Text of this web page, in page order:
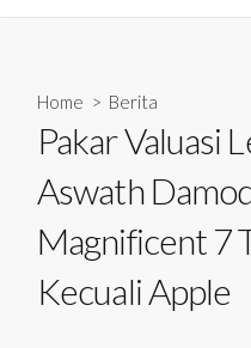
Home > Berita
Pakar Valuasi
Aswath
Magnificent 7
Kecuali Apple